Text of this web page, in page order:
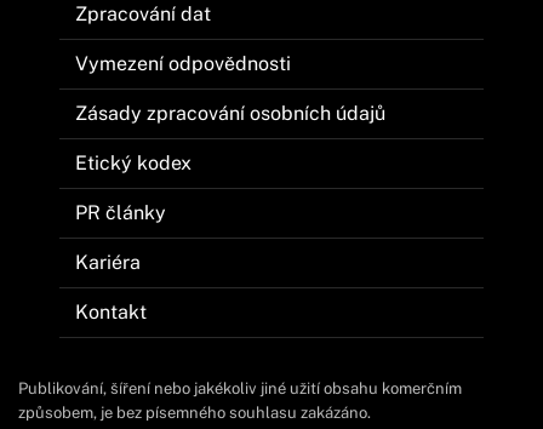
Zpracování dat
Vymezení odpovědnosti
Zásady zpracování osobních údajů
Etický kodex
PR články
Kariéra
Kontakt
Publikování, šíření nebo jakékoliv jiné užití obsahu komerčním
způsobem, je bez písemného souhlasu zakázáno.